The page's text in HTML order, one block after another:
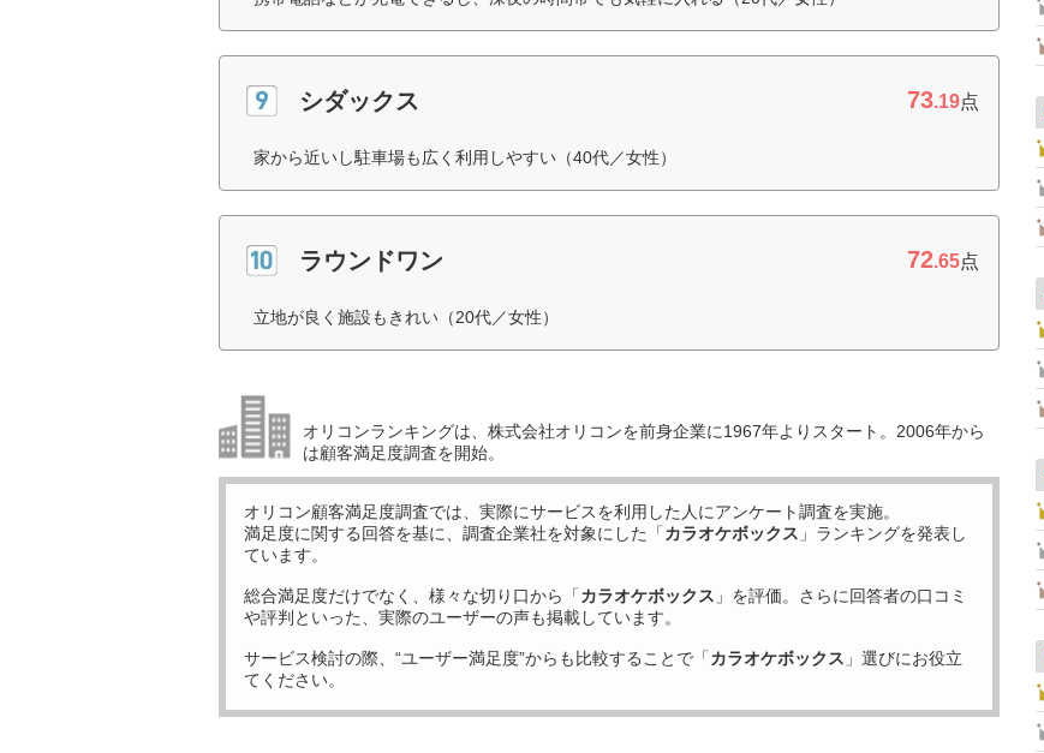
シダックス 73.19点
家から近いし駐車場も広く利用しやすい（40代／女性）
ラウンドワン 72.65点
立地が良く施設もきれい（20代／女性）
オリコンランキングは、株式会社オリコンを前身企業に1967年よりスタート。2006年から
は顧客満足度調査を開始。
オリコン顧客満足度調査では、実際にサービスを利用した 人にアンケート調査を実施。
満足度に関する回答を基に、調査企業社を対象にした「カラオケボックス 」ランキングを発表し
ています。
総合満足度だけでなく、様々な切り口から「カラオケボックス 」を評価。さらに回答者の口コミ
や評判といった、実際のユーザーの声も掲載しています。
サービス検討の際、“ユーザー満足度”からも比較することで「カラオケボックス 」選びにお役立
てください。